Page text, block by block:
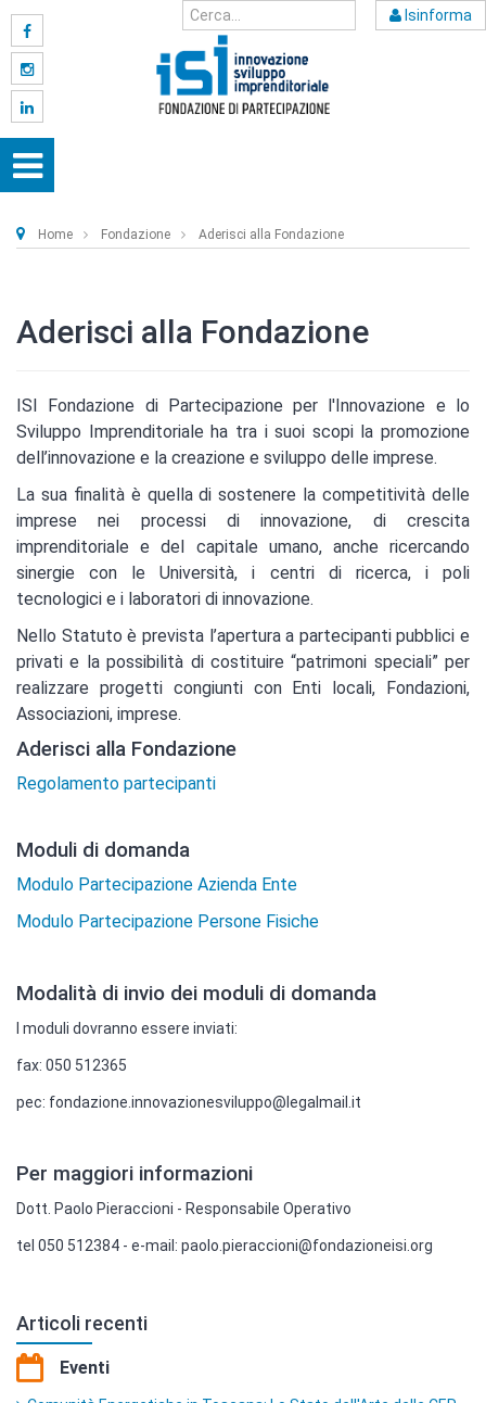
Isinforma
Home Fondazione Aderisci alla Fondazione
Aderisci alla Fondazione
ISI Fondazione di Partecipazione per l'Innovazione e lo
Sviluppo Imprenditoriale ha tra i suoi scopi la promozione
dell’innovazione e la creazione e sviluppo delle imprese.
La sua finalità è quella di sostenere la competitività delle
imprese nei processi di innovazione, di crescita
imprenditoriale e del capitale umano, anche ricercando
sinergie con le Università, i centri di ricerca, i poli
tecnologici e i laboratori di innovazione.
Nello Statuto è prevista l’apertura a partecipanti pubblici e
privati e la possibilità di costituire “patrimoni speciali” per
realizzare progetti congiunti con Enti locali, Fondazioni,
Associazioni, imprese.
Aderisci alla Fondazione
Regolamento partecipanti
Moduli di domanda
Modulo Partecipazione Azienda Ente
Modulo Partecipazione Persone Fisiche
Modalità di invio dei moduli di domanda
I moduli dovranno essere inviati:
fax: 050 512365
pec: fondazione.innovazionesviluppo@legalmail.it
Per maggiori informazioni
Dott. Paolo Pieraccioni - Responsabile Operativo
tel 050 512384 - e-mail: paolo.pieraccioni@fondazioneisi.org
Articoli recenti
Eventi